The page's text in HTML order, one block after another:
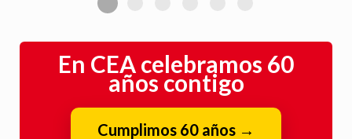
En CEA celebramos 60
años contigo
Cumplimos 60 años →